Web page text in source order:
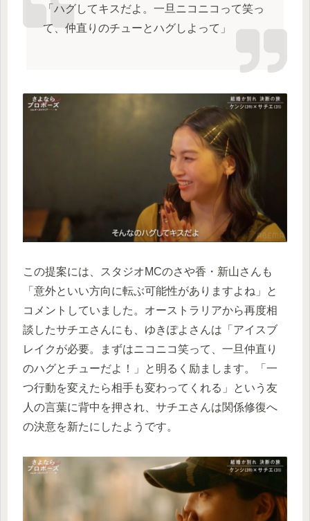
「ハグしてキスだよ。一旦ニコニコって笑っ
て、仲直りのチューとハグしよって」
この提案には、スタジオMCのさや香・新山さんも
「意外といい方向に転ぶ可能性がありますよね」と
コメントしていました。オーストラリアから再度相
談したサチエさんにも、ゆきぽよさんは「アイスブ
レイクが必要。まずはニコニコ笑って、一旦仲直り
のハグとチューだよ！」と明るく励まします。「一
つ行動を変えたら相手も変わってくれる」という友
人の言葉に背中を押され、サチエさんは関係修復へ
の決意を新たにしたようです。